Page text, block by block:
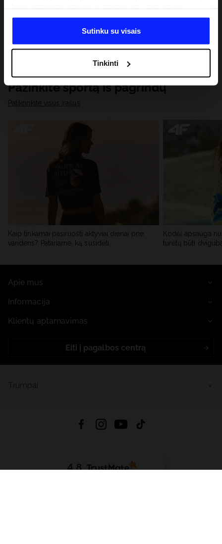
duomenimis, kuriuos jie gauna, kai naudojatės jų
paslaugomis. Gavus Jūsų leidimą, mes galime perduoti
Jūsų asmeninę informaciją savo partneriams, siekdami
analitinius tyrimus, pritaikyti turinį ir tobulinti mūsų
partnerių siūlomus sprendimus (pvz., socialinius tinklus).
Išsamią informaciją rasite mūsų Privatumo politikoje ir
skiltyje „Išsami informacija“.
Sutinku su visais
Tinkinti
Pažinkite sportą iš pagrindų
Patikrinkite visus įrašus
Kaip tinkamai pasiruošti aktyviai dienai prie
vandens? Patariame, ką susidėti
Kodėl apsauga
turėtų būti
Apie mus
Informacija
Klientų aptarnavimas
Eiti į pagalbos centrą
4.8